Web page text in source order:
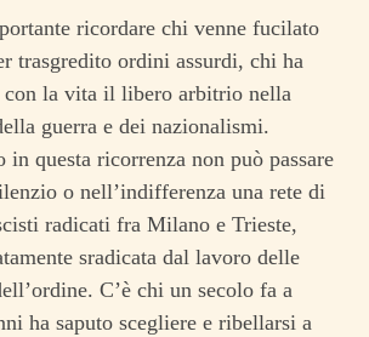
ricordare chi venne fucilato
trasgredito ordini assurdi, chi ha
con la vita il libero arbitrio nella
guerra e dei nazionalismi.
in questa ricorrenza non può passare
o nell’indifferenza una rete di
radicati fra Milano e Trieste,
sradicata dal lavoro delle
C’è chi un secolo fa a
ha saputo scegliere e ribellarsi a